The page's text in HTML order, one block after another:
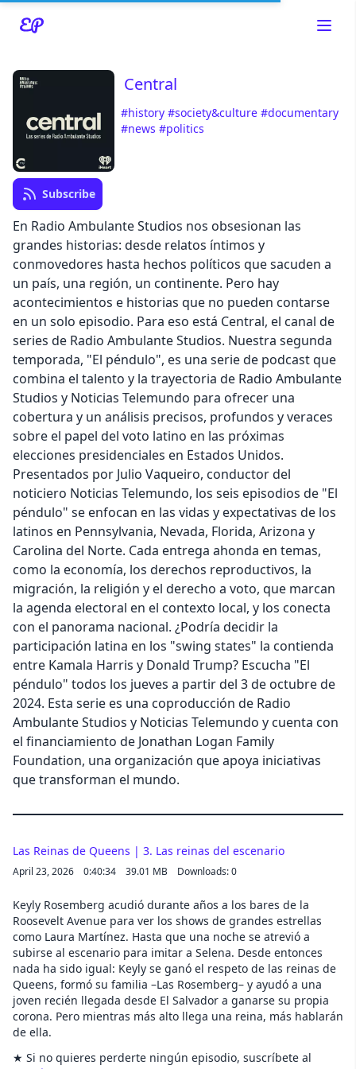
Read about our content policies
Central
#history #society&culture #documentary
#news #politics
Subscribe
En Radio Ambulante Studios nos obsesionan las
grandes historias: desde relatos íntimos y
conmovedores hasta hechos políticos que sacuden a
un país, una región, un continente. Pero hay
acontecimientos e historias que no pueden contarse
en un solo episodio. Para eso está Central, el canal de
series de Radio Ambulante Studios. Nuestra segunda
temporada, "El péndulo", es una serie de podcast que
combina el talento y la trayectoria de Radio Ambulante
Studios y Noticias Telemundo para ofrecer una
cobertura y un análisis precisos, profundos y veraces
sobre el papel del voto latino en las próximas
elecciones presidenciales en Estados Unidos.
Presentados por Julio Vaqueiro, conductor del
noticiero Noticias Telemundo, los seis episodios de "El
péndulo" se enfocan en las vidas y expectativas de los
latinos en Pennsylvania, Nevada, Florida, Arizona y
Carolina del Norte. Cada entrega ahonda en temas,
como la economía, los derechos reproductivos, la
migración, la religión y el derecho a voto, que marcan
la agenda electoral en el contexto local, y los conecta
con el panorama nacional. ¿Podría decidir la
participación latina en los "swing states" la contienda
entre Kamala Harris y Donald Trump? Escucha "El
péndulo" todos los jueves a partir del 3 de octubre de
2024. Esta serie es una coproducción de Radio
Ambulante Studios y Noticias Telemundo y cuenta con
el financiamiento de Jonathan Logan Family
Foundation, una organización que apoya iniciativas
que transforman el mundo.
Las Reinas de Queens | 3. Las reinas del escenario
April 23, 2026 0:40:34 39.01 MB Downloads: 0
Keyly Rosemberg acudió durante años a los bares de la
Roosevelt Avenue para ver los shows de grandes estrellas
como Laura Martínez. Hasta que una noche se atrevió a
subirse al escenario para imitar a Selena. Desde entonces
nada ha sido igual: Keyly se ganó el respeto de las reinas de
Queens, formó su familia –Las Rosemberg– y ayudó a una
joven recién llegada desde El Salvador a ganarse su propia
corona. Pero mientras más alto llega una reina, más hablarán
de ella.
★ Si no quieres perderte ningún episodio, suscríbete al